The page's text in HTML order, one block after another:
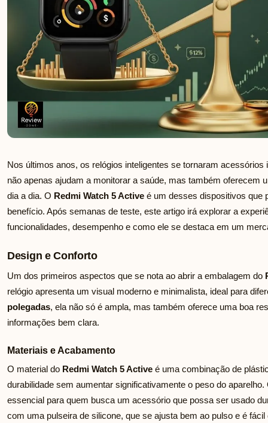
Nos últimos anos, os relógios inteligentes se tornaram
não apenas ajudam a monitorar a saúde, mas também oferecem
dia a dia. O Redmi Watch 5 Active é um desses dispositivos que
benefício. Após semanas de teste, este artigo irá explorar a
funcionalidades, desempenho e como ele se destaca em um
Design e Conforto
Um dos primeiros aspectos que se nota ao abrir a embalagem do
relógio apresenta um visual moderno e minimalista, ideal para
polegadas, ela não só é ampla, mas também oferece uma boa
informações bem clara.
Materiais e Acabamento
O material do Redmi Watch 5 Active é uma combinação de
durabilidade sem aumentar significativamente o peso do
essencial para quem busca um acessório que possa ser usado
com uma pulseira de silicone, que se ajusta bem ao pulso e é